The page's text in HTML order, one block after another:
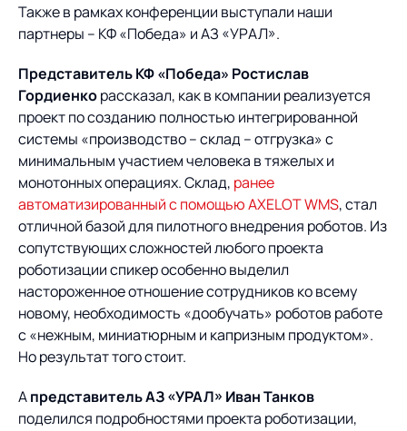
Также в рамках конференции выступали наши
партнеры – КФ «Победа» и АЗ «УРАЛ».
Представитель КФ «Победа» Ростислав
Гордиенкорассказал, как в компании реализуется
проект по созданию полностью интегрированной
системы «производство – склад – отгрузка» с
минимальным участием человека в тяжелых и
монотонных операциях. Склад, ранее
автоматизированный с помощью AXELOT WMS, стал
отличной базой для пилотного внедрения роботов. Из
сопутствующих сложностей любого проекта
роботизации спикер особенно выделил
настороженное отношение сотрудников ко всему
новому, необходимость «дообучать» роботов работе
с «нежным, миниатюрным и капризным продуктом».
Но результат того стоит.
Апредставитель АЗ «УРАЛ» Иван Танков
поделился подробностями проекта роботизации,